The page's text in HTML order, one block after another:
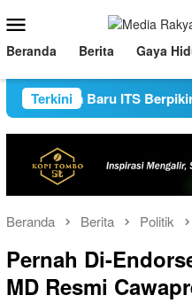
ke
kontenMobile
Beranda Berita Gaya
Terkini
Baru ITS Berpikir Kritis di
Beranda Berita Politik
Pernah Di-
MD Resmi